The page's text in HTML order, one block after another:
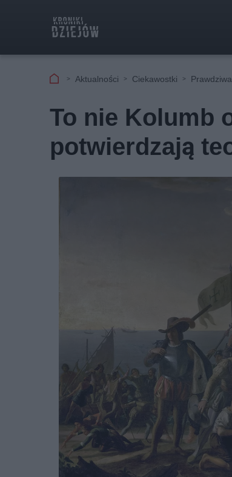
Aktualności Ciekawostki
To nie Kolumb
potwierdzają